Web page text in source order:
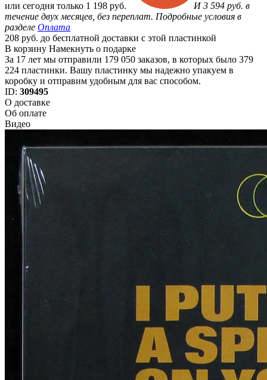
или сегодня только 1 198 руб.
И 3 594 руб. в
течение двух месяцев, без переплат. Подробные условия в
разделе Оплата
208 руб. до бесплатной доставки с этой пластинкой
В корзину Намекнуть о подарке
За 17 лет мы отправили 179 050 заказов, в которых было 379
224 пластинки. Вашу пластинку мы надежно упакуем в
коробку и отправим удобным для вас способом.
ID: 309495
О доставке
Об оплате
Видео